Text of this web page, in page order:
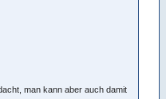
man kann aber auch damit